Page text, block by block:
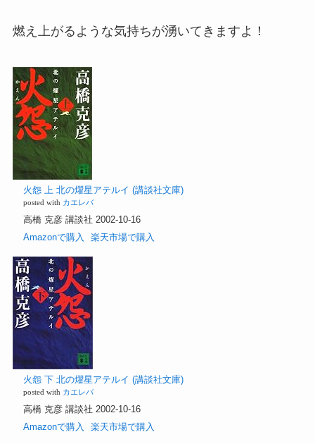
燃え上がるような気持ちが湧いてきますよ！
火怨 上 北の燿星アテルイ (講談社文庫)
posted with カエレバ
高橋 克彦 講談社 2002-10-16
Amazonで購入
楽天市場で購入
火怨 下 北の燿星アテルイ (講談社文庫)
posted with カエレバ
高橋 克彦 講談社 2002-10-16
Amazonで購入
楽天市場で購入